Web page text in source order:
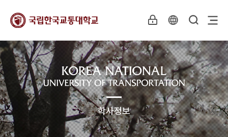
학사정보